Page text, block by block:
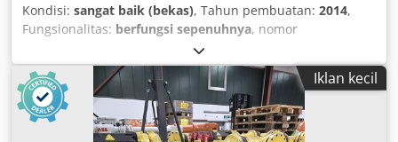
Kondisi: sangat baik (bekas), Tahun pembuatan: 2014,
Fungsionalitas: berfungsi sepenuhnya, nomor
R14101361 / E13Z40195 (Steuerung)
berat keseluruhan:1.270 kg, kapasitas angkut:250 kg,
jangkauan lengan:
2.655 mm
, produsen pengendali:
FANUC, model controller:R-30iB, tegangan masuk:
FANUC industrial robot R-2000iB 250F, year of manufacture
Iklan kecil